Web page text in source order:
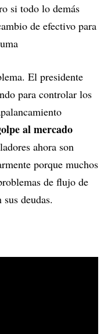
si todo lo demás
de efectivo para
El presidente
para controlar los
al mercado
ahora son
porque muchos
de flujo de
deudas.